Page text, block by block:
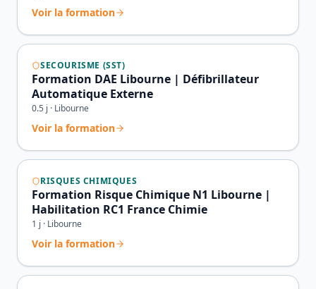
Voir la formation
SECOURISME (SST)
Formation DAE Libourne | Défibrillateur
Automatique Externe
0.5 j · Libourne
Voir la formation
RISQUES CHIMIQUES
Formation Risque Chimique N1 Libourne |
Habilitation RC1 France Chimie
1 j · Libourne
Voir la formation